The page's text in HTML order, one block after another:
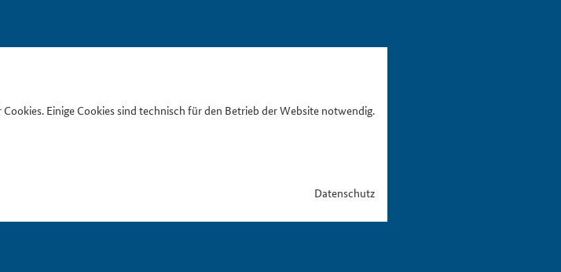
Einige Cookies sind technisch für den Betrieb der Website notwendig.
Datenschutz